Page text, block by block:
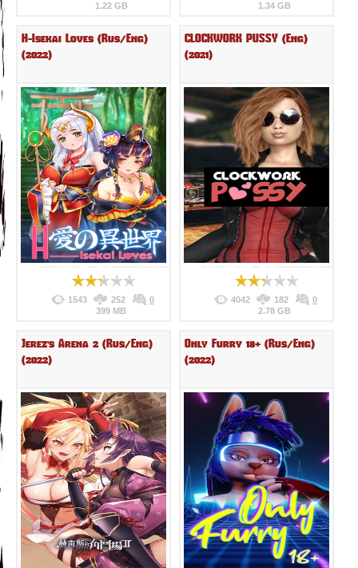
1.22 GB
1.34 GB
H-Isekai Loves (Rus/Eng)
(2022)
1543 252
0
399 MB
CLOCKWORK PUSSY (Eng)
(2021)
4042 182
0
2.78 GB
Jerez's Arena 2 (Rus/Eng)
(2022)
Only Furry 18+ (Rus/Eng)
(2022)